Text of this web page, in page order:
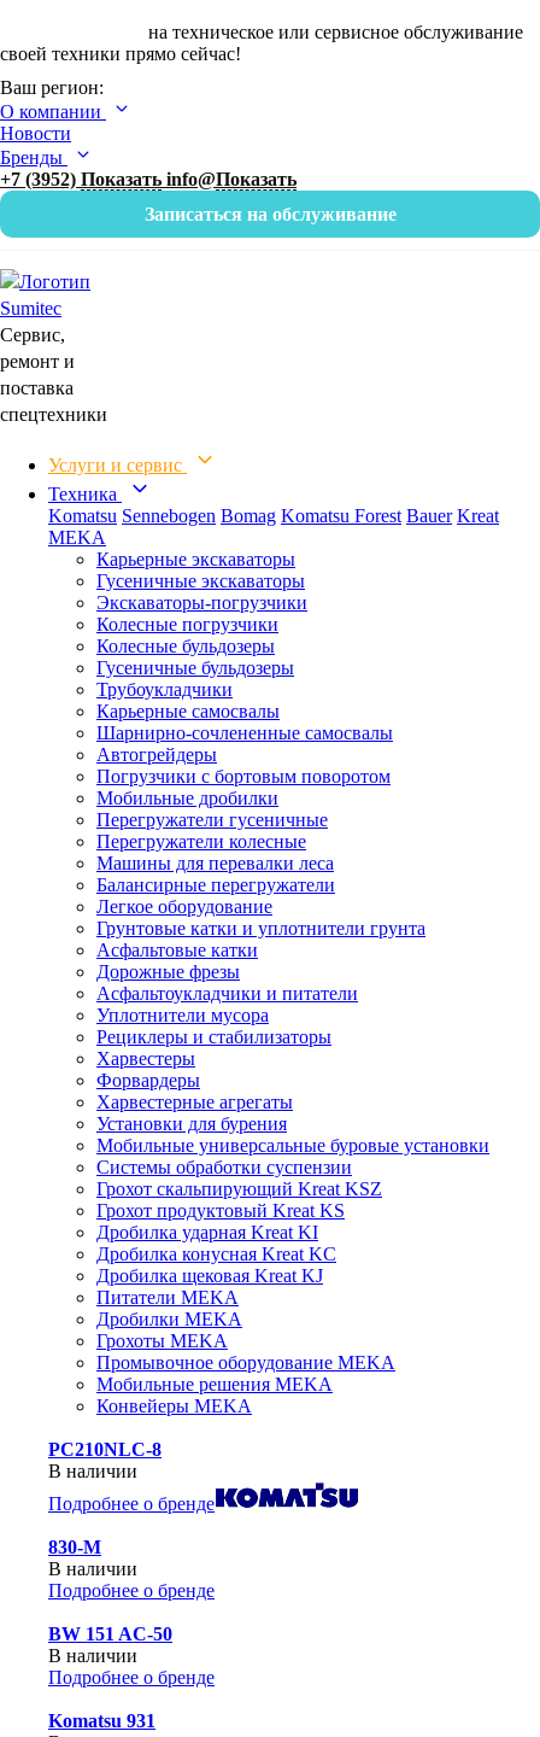
на техническое или сервисное обслуживание
своей техники прямо сейчас!
Ваш регион:
О компании
Новости
Бренды
+7 (3952) Показать info@Показать
Записаться на обслуживание
Сервис,
ремонт и
поставка
спецтехники
Услуги и сервис
Техника
Komatsu Sennebogen Bomag Komatsu Forest Bauer Kreat
MEKA
Карьерные экскаваторы
Гусеничные экскаваторы
Экскаваторы-погрузчики
Колесные погрузчики
Колесные бульдозеры
Гусеничные бульдозеры
Трубоукладчики
Карьерные самосвалы
Шарнирно-сочлененные cамосвалы
Автогрейдеры
Погрузчики с бортовым поворотом
Мобильные дробилки
Перегружатели гусеничные
Перегружатели колесные
Машины для перевалки леса
Балансирные перегружатели
Легкое оборудование
Грунтовые катки и уплотнители грунта
Асфальтовые катки
Дорожные фрезы
Асфальтоукладчики и питатели
Уплотнители мусора
Рециклеры и стабилизаторы
Харвестеры
Форвардеры
Харвестерные агрегаты
Установки для бурения
Мобильные универсальные буровые установки
Системы обработки суспензии
Грохот скальпирующий Kreat KSZ
Грохот продуктовый Kreat KS
Дробилка ударная Kreat KI
Дробилка конусная Kreat KC
Дробилка щековая Kreat KJ
Питатели MEKA
Дробилки MEKA
Грохоты MEKA
Промывочное оборудование MEKA
Мобильные решения MEKA
Конвейеры MEKA
PC210NLC-8
В наличии
Подробнее о бренде
830-М
В наличии
Подробнее о бренде
BW 151 AC-50
В наличии
Подробнее о бренде
Komatsu 931